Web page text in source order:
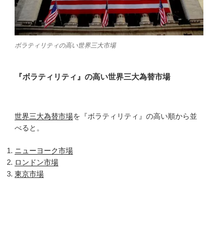
ボラティリティの高い世界三大市場
『ボラティリティ』の高い世界三大為替市場
世界三大為替市場を『ボラティリティ』の高い順から並
べると。
ニューヨーク市場
ロンドン市場
東京市場